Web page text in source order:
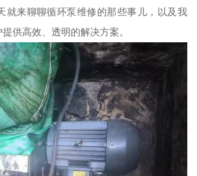
就来聊聊循环泵维修的那些事儿，以及我
供高效、透明的解决方案。